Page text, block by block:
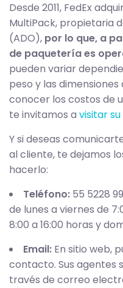
Desde 2011, FedEx
MultiPack, propietaria
(ADO), por lo que, a
de paquetería es
pueden variar
peso y las dimensiones
conocer los costos de
te invitamos a visitar
Y si deseas
al cliente, te dejamos
hacerlo:
Teléfono: 55 5228
de lunes a viernes de
8:00 a 16:00 horas y
Email: En sitio web,
contacto. Sus agentes
través de correo